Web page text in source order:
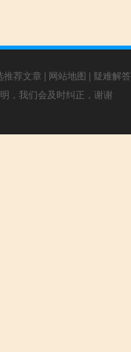
推荐文章 | 网站地图 | 疑难解答
，我们会及时纠正，谢谢